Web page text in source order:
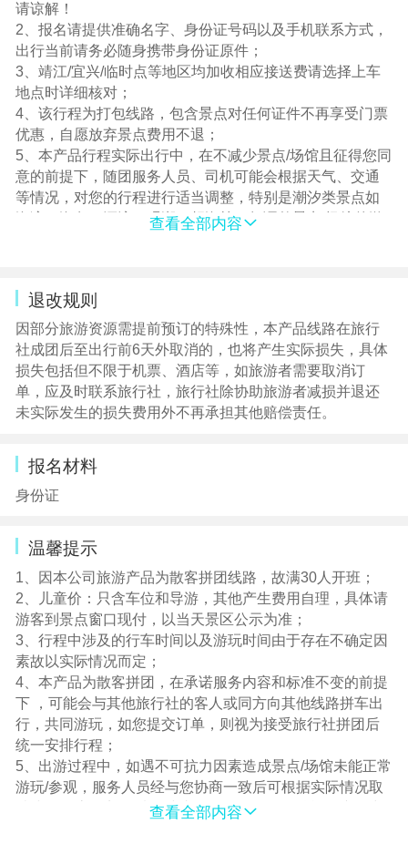
请谅解！
2、报名请提供准确名字、身份证号码以及手机联系方式，
出行当前请务必随身携带身份证原件；
3、靖江/宜兴/临时点等地区均加收相应接送费请选择上车
地点时详细核对；
4、该行程为打包线路，包含景点对任何证件不再享受门票
优惠，自愿放弃景点费用不退；
5、本产品行程实际出行中，在不减少景点/场馆且征得您同
意的前提下，随团服务人员、司机可能会根据天气、交通
等情况，对您的行程进行适当调整，特别是潮汐类景点如
海滨、海岛、漂流、观潮、赶海等（如调整景点/场馆的游
7、请在导游约定的时间到达上车地点集合，切勿迟到，以
免耽误您和其他游客行程，若因迟到导致无法随车游览，
请您自行前往下一集合地点，敬请谅解！
8、个别景区景点/场馆、餐厅、休息区等地存在非旅行社安
排的购物场所。旅行社提醒您，根据自身需要，理性消费
并索要凭证，如产生消费争议，将由您自行承担，敬请谅
行社成团后至出行前6天外取消的，也将产生实际损失，具
体损失包括但不限于机票、酒店等，如旅游者需要取消订
10、正常安排双标间，大床/双床以实际安排为准（如您有
想入住的床型，请下单备注，优先尽量安排，无法保证，
谢谢！）
11、入住酒店/农家，请检查酒店客房内的用品是否齐全，
热水、空调是否正常运转，门窗开合是否正常，如发现房
间设施或用品存在问题，请联系导游或酒店服务人员。
【友情提醒，介意勿报名】
五一/国庆/春节/大型节假日期间是国人出行高峰期，大量游
客选择自驾或乘坐旅游大巴出行，导致高速车流量剧增。
①堵车期间，保持冷静与耐心，高速堵车是常见情况，避
免焦虑，听从司导安排。
②司或导会根据路况调整行程，游客应积极配合，司导会
根据实时路况信息对行车，行程进行微调。
查看全部内容
退改规则
因部分旅游资源需提前预订的特殊性，本产品线路在旅行
社成团后至出行前6天外取消的，也将产生实际损失，具体
损失包括但不限于机票、酒店等，如旅游者需要取消订
单，应及时联系旅行社，旅行社除协助旅游者减损并退还
未实际发生的损失费用外不再承担其他赔偿责任。
报名材料
身份证
温馨提示
1、因本公司旅游产品为散客拼团线路，故满30人开班；
2、儿童价：只含车位和导游，其他产生费用自理，具体请
游客到景点窗口现付，以当天景区公示为准；
3、行程中涉及的行车时间以及游玩时间由于存在不确定因
素故以实际情况而定；
4、本产品为散客拼团，在承诺服务内容和标准不变的前提
下 ，可能会与其他旅行社的客人或同方向其他线路拼车出
行，共同游玩，如您提交订单，则视为接受旅行社拼团后
统一安排行程；
5、出游过程中，如遇不可抗力因素造成景点/场馆未能正常
游玩/参观，服务人员经与您协商一致后可根据实际情况取
消或更换该景点/场馆，或由服务人员在现场按旅游产品中
查看全部内容